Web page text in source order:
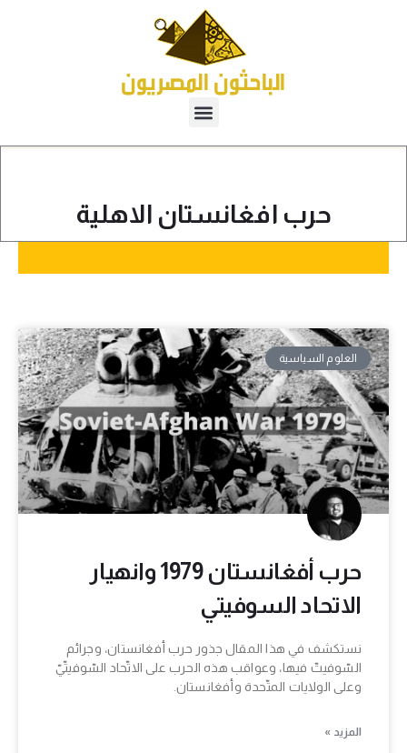
حرب افغانستان الاهلية
العلوم السياسية
حرب أفغانستان 1979 وانهيار
الاتحاد السوفيتي
نستكشف في هذا المقال جذور حرب أفغانستان، وجرائم
السّوفيتّ فيها، وعواقب هذه الحرب على الاتّحاد السّوفيتّيّ
وعلى الولايات المتّحدة وأفغانستان.
المزيد »